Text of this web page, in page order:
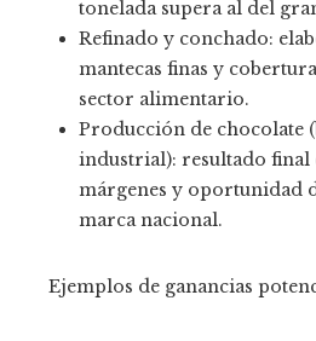
tonelada supera al del
Refinado y conchado:
mantecas finas y
sector alimentario.
Producción de chocolate
industrial): resultado final
márgenes y oportunidad
marca nacional.
Ejemplos de ganancias